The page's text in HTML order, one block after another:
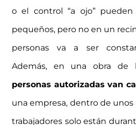
o el control “a ojo”
pequeños, pero no en un
personas va a ser
Además, en una obra de
personas autorizadas van
una empresa, dentro de unos
trabajadores solo están